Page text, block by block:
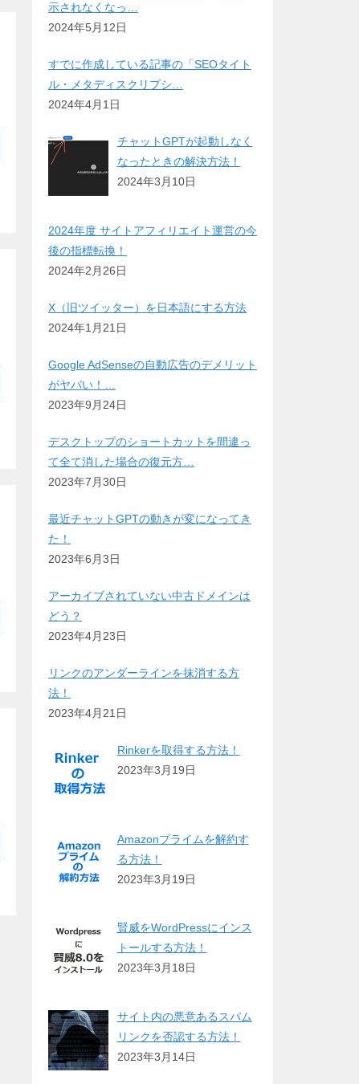
示されなくなっ…
2024年5月12日
すでに作成している記事の「SEOタイト
ル・メタディスクリプシ…
2024年4月1日
チャットGPTが起動しなく
なったときの解決方法！
2024年3月10日
2024年度 サイトアフィリエイト運営の今
後の指標転換！
2024年2月26日
X（旧ツイッター）を日本語にする方法
2024年1月21日
Google AdSenseの自動広告のデメリット
がヤバい！…
2023年9月24日
デスクトップのショートカットを間違っ
て全て消した場合の復元方…
2023年7月30日
最近チャットGPTの動きが変になってき
た！
2023年6月3日
アーカイブされていない中古ドメインは
どう？
2023年4月23日
リンクのアンダーラインを抹消する方
法！
2023年4月21日
Rinkerを取得する方法！
2023年3月19日
Amazonプライムを解約す
る方法！
2023年3月19日
賢威をWordPressにインス
トールする方法！
2023年3月18日
サイト内の悪意あるスパム
リンクを否認する方法！
2023年3月14日